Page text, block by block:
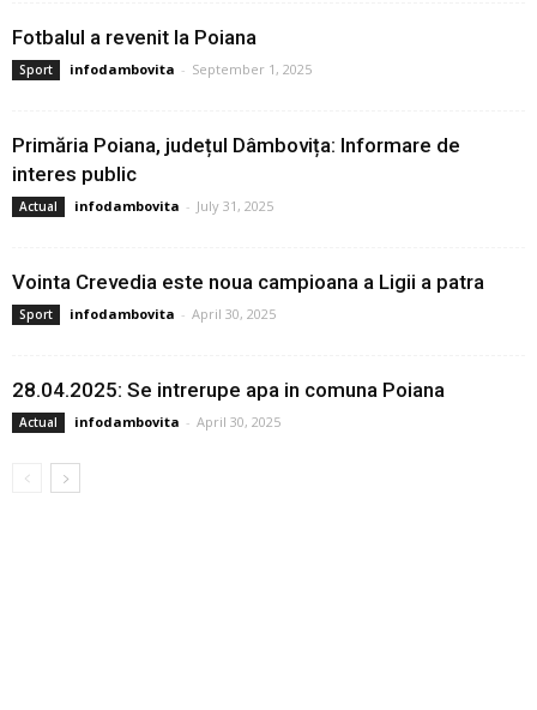
Fotbalul a revenit la Poiana
Sport infodambovita - September 1, 2025
Primăria Poiana, județul Dâmbovița: Informare de
interes public
Actual infodambovita - July 31, 2025
Vointa Crevedia este noua campioana a Ligii a patra
Sport infodambovita - April 30, 2025
28.04.2025: Se intrerupe apa in comuna Poiana
Actual infodambovita - April 30, 2025